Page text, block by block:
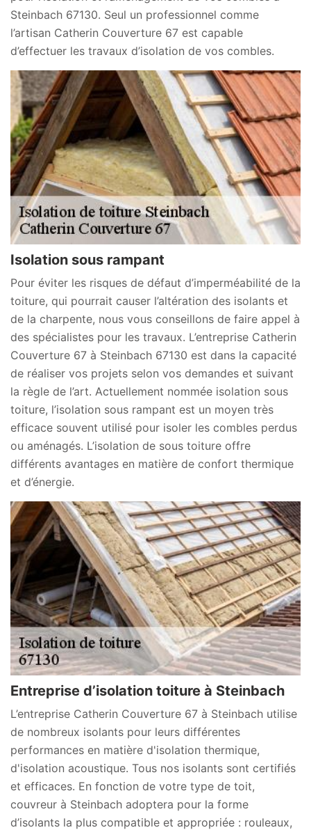
Steinbach 67130. Seul un professionnel comme
l’artisan Catherin Couverture 67 est capable
d’effectuer les travaux d’isolation de vos combles.
Isolation sous rampant
Pour éviter les risques de défaut d’imperméabilité de la
toiture, qui pourrait causer l’altération des isolants et
de la charpente, nous vous conseillons de faire appel à
des spécialistes pour les travaux. L’entreprise Catherin
Couverture 67 à Steinbach 67130 est dans la capacité
de réaliser vos projets selon vos demandes et suivant
la règle de l’art. Actuellement nommée isolation sous
toiture, l’isolation sous rampant est un moyen très
efficace souvent utilisé pour isoler les combles perdus
ou aménagés. L’isolation de sous toiture offre
différents avantages en matière de confort thermique
et d’énergie.
Entreprise d’isolation toiture à Steinbach
L’entreprise Catherin Couverture 67 à Steinbach utilise
de nombreux isolants pour leurs différentes
performances en matière d'isolation thermique,
d'isolation acoustique. Tous nos isolants sont certifiés
et efficaces. En fonction de votre type de toit,
couvreur à Steinbach adoptera pour la forme
d’isolants la plus compatible et appropriée : rouleaux,